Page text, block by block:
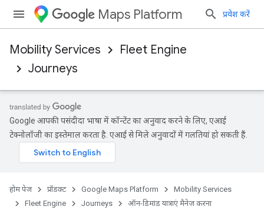
Maps Platform प्रवेश करें
Mobility Services
Fleet Engine
Journeys
Google आपकी पसंदीदा भाषा में कॉन्टेंट का अनुवाद करने के लिए, एआई
टेक्नोलॉजी का इस्तेमाल करता है. एआई से मिले अनुवादों में गलतियां हो सकती हैं.
होम पेज प्रॉडक्ट Google Maps Platform
Mobility Services
Fleet Engine
Journeys ऑन-डिमांड यात्राएं मैनेज करना